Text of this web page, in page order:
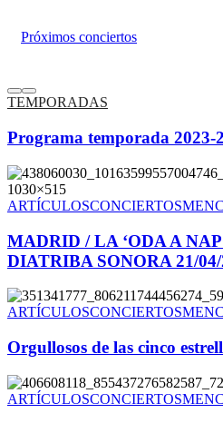
Próximos conciertos
TEMPORADAS
Programa temporada 2023-
ARTÍCULOSCONCIERTOS
MADRID / LA ‘ODA A
DIATRIBA SONORA 21/
ARTÍCULOSCONCIERTOS
Orgullosos de las cinco
ARTÍCULOSCONCIERTOS